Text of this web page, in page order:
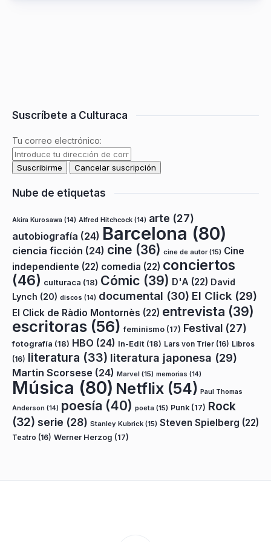
Suscríbete a Culturaca
Tu correo electrónico:
Nube de etiquetas
Akira Kurosawa (14) Alfred Hitchcock (14) arte (27)
autobiografía (24) Barcelona (80)
ciencia ficción (24) cine (36) cine de autor(15) Cine
independiente (22) comedia (22) conciertos
(46) culturaca (18) Cómic (39) D'A (22) David
Lynch (20) discos (14) documental (30) El Click (29)
El Click de Ràdio Montornès (22) entrevista (39)
escritoras (56) feminismo (17) Festival (27)
fotografía (18) HBO (24) In-Edit (18) Lars von Trier (16) Libros
(16) literatura (33) literatura japonesa (29)
Martin Scorsese (24) Marvel (15) memorias (14)
Música (80) Netflix (54) Paul Thomas
Anderson (14) poesía (40) poeta (15) Punk (17) Rock
(32) serie (28) Stanley Kubrick (15) Steven Spielberg (22)
Teatro (16) Werner Herzog (17)